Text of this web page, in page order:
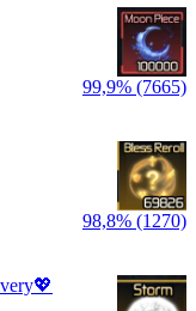
99,9% (7665)
98,8% (1270)